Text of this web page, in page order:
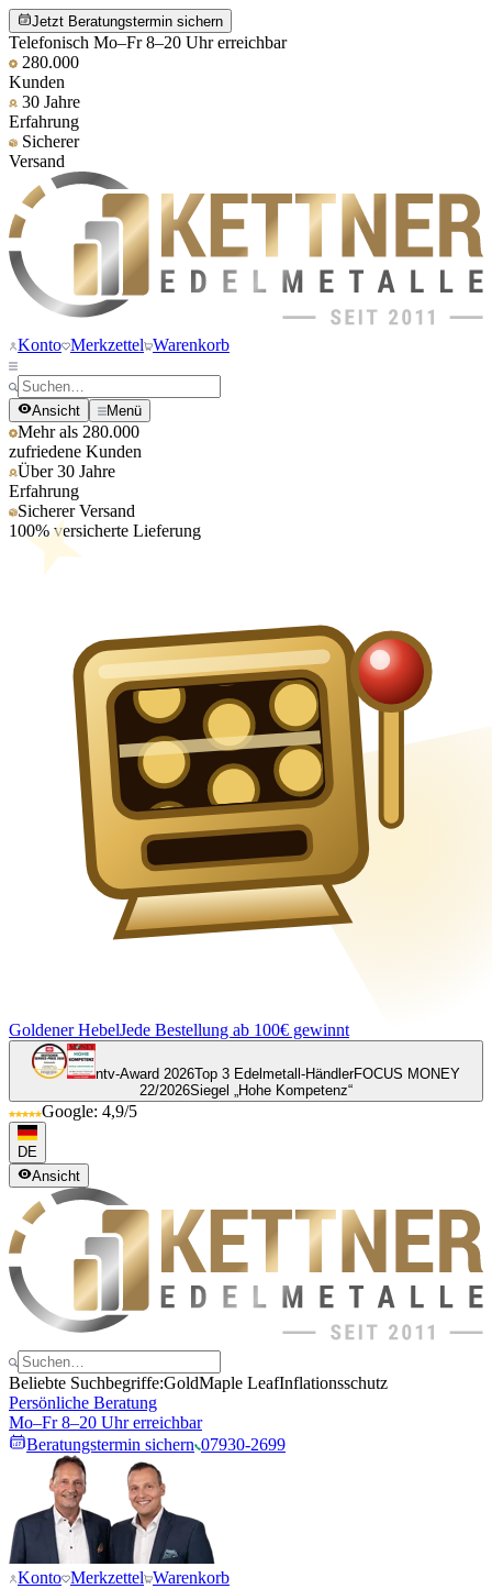
Jetzt Beratungstermin sichern
Telefonisch Mo–Fr 8–20 Uhr erreichbar
280.000
Kunden
30 Jahre
Erfahrung
Sicherer
Versand
Konto Merkzettel Warenkorb
Ansicht Menü
Mehr als 280.000
zufriedene Kunden
Über 30 Jahre
Erfahrung
Sicherer Versand
100% versicherte Lieferung
Goldener HebelJede Bestellung ab 100€ gewinnt
ntv-Award 2026Top 3 Edelmetall-HändlerFOCUS MONEY
22/2026Siegel „Hohe Kompetenz“
Google: 4,9/5
DE
Ansicht
Beliebte Suchbegriffe:GoldMaple LeafInflationsschutz
Persönliche Beratung
Mo–Fr 8–20 Uhr erreichbar
Beratungstermin sichern 07930-2699
Konto Merkzettel Warenkorb